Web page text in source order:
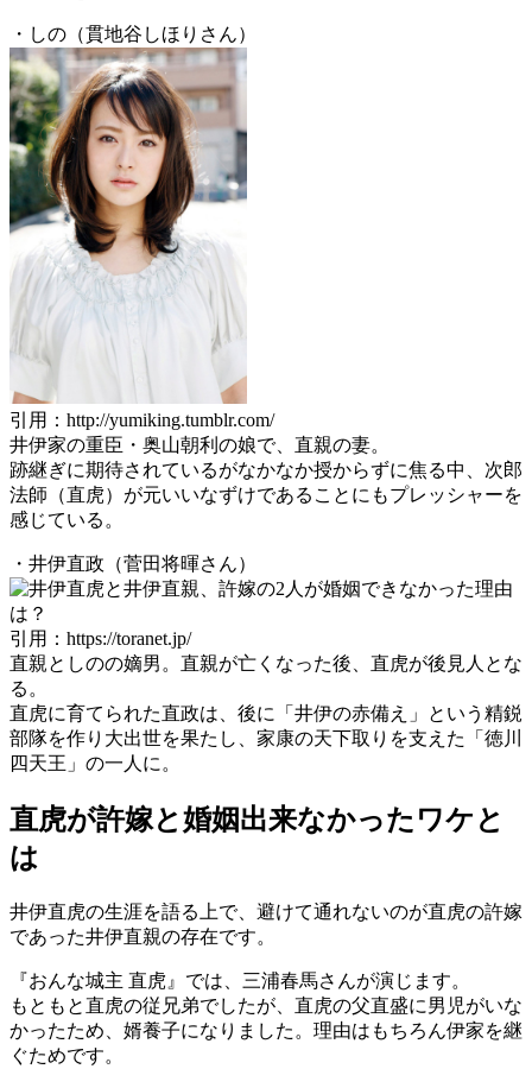
・しの（貫地谷しほりさん）
引用：http://yumiking.tumblr.com/
井伊家の重臣・奥山朝利の娘で、直親の妻。
跡継ぎに期待されているがなかなか授からずに焦る中、次郎
法師（直虎）が元いいなずけであることにもプレッシャーを
感じている。
・井伊直政（菅田将暉さん）
引用：https://toranet.jp/
直親としのの嫡男。直親が亡くなった後、直虎が後見人とな
る。
直虎に育てられた直政は、後に「井伊の赤備え」という精鋭
部隊を作り大出世を果たし、家康の天下取りを支えた「徳川
四天王」の一人に。
直虎が許嫁と婚姻出来なかったワケと
は
井伊直虎の生涯を語る上で、避けて通れないのが直虎の許嫁
であった井伊直親の存在です。
『おんな城主 直虎』では、三浦春馬さんが演じます。
もともと直虎の従兄弟でしたが、直虎の父直盛に男児がいな
かったため、婿養子になりました。理由はもちろん伊家を継
ぐためです。